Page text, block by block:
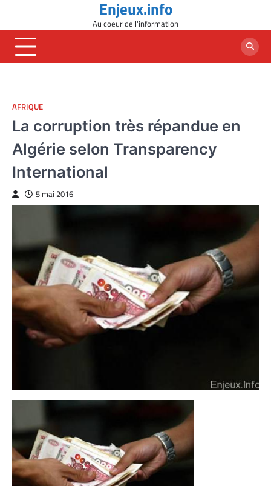
content
Enjeux.info
Au coeur de l'information
AFRIQUE
La corruption très répandue en
Algérie selon Transparency
International
5 mai 2016